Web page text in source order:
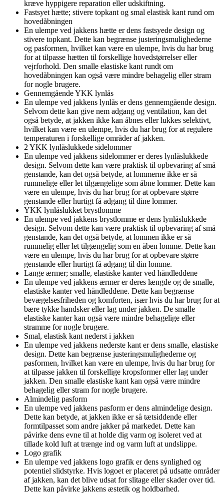
kræve hyppigere reparation eller udskiftning.
Fastsyet hætte; stivere topkant og smal elastisk kant rund om
hovedåbningen
En ulempe ved jakkens hætte er dens fastsyede design og
stivere topkant. Dette kan begrænse justeringsmulighederne
og pasformen, hvilket kan være en ulempe, hvis du har brug
for at tilpasse hætten til forskellige hovedstørrelser eller
vejrforhold. Den smalle elastiske kant rundt om
hovedåbningen kan også være mindre behagelig eller stram
for nogle brugere.
Gennemgående YKK lynlås
En ulempe ved jakkens lynlås er dens gennemgående design.
Selvom dette kan give nem adgang og ventilation, kan det
også betyde, at jakken ikke kan åbnes eller lukkes selektivt,
hvilket kan være en ulempe, hvis du har brug for at regulere
temperaturen i forskellige områder af jakken.
2 YKK lynlåslukkede sidelommer
En ulempe ved jakkens sidelommer er deres lynlåslukkede
design. Selvom dette kan være praktisk til opbevaring af små
genstande, kan det også betyde, at lommerne ikke er så
rummelige eller let tilgængelige som åbne lommer. Dette kan
være en ulempe, hvis du har brug for at opbevare større
genstande eller hurtigt få adgang til dine lommer.
YKK lynlåslukket brystlomme
En ulempe ved jakkens brystlomme er dens lynlåslukkede
design. Selvom dette kan være praktisk til opbevaring af små
genstande, kan det også betyde, at lommen ikke er så
rummelig eller let tilgængelig som en åben lomme. Dette kan
være en ulempe, hvis du har brug for at opbevare større
genstande eller hurtigt få adgang til din lomme.
Lange ærmer; smalle, elastiske kanter ved håndleddene
En ulempe ved jakkens ærmer er deres længde og de smalle,
elastiske kanter ved håndleddene. Dette kan begrænse
bevægelsesfriheden og komforten, især hvis du har brug for at
bære tykke handsker eller lag under jakken. De smalle
elastiske kanter kan også være mindre behagelige eller
stramme for nogle brugere.
Smal, elastisk kant nederst i jakken
En ulempe ved jakkens nederste kant er dens smalle, elastiske
design. Dette kan begrænse justeringsmulighederne og
pasformen, hvilket kan være en ulempe, hvis du har brug for
at tilpasse jakken til forskellige kropsformer eller lag under
jakken. Den smalle elastiske kant kan også være mindre
behagelig eller stram for nogle brugere.
Almindelig pasform
En ulempe ved jakkens pasform er dens almindelige design.
Dette kan betyde, at jakken ikke er så tætsiddende eller
formtilpasset som andre jakker på markedet. Dette kan
påvirke dens evne til at holde dig varm og isoleret ved at
tillade kold luft at trænge ind og varm luft at undslippe.
Logo grafik
En ulempe ved jakkens logo grafik er dens synlighed og
potentiel slidstyrke. Hvis logoet er placeret på udsatte områder
af jakken, kan det blive udsat for slitage eller skader over tid.
Dette kan påvirke jakkens æstetik og holdbarhed.